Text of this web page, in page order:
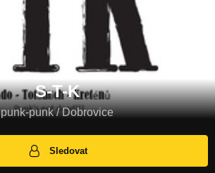
S-T-K
punk-punk / Dobrovice
Sledovat